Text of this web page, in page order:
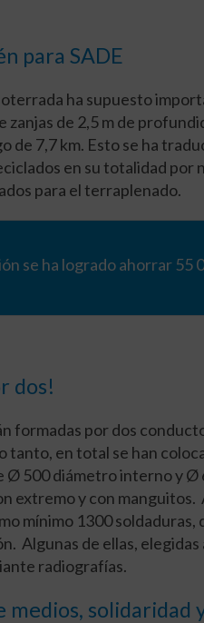
para SADE
ha supuesto
de 2,5 m de
de 7,7 km. Esto se ha
en su totalidad por
para el terraplenado.
se ha logrado ahorrar 55
dos!
formadas por dos
tanto, en total se han
Ø 500 diámetro interno y Ø
extremo y con manguitos.
mínimo 1300 soldaduras,
Algunas de ellas, elegidas
radiografías.
medios, solidaridad